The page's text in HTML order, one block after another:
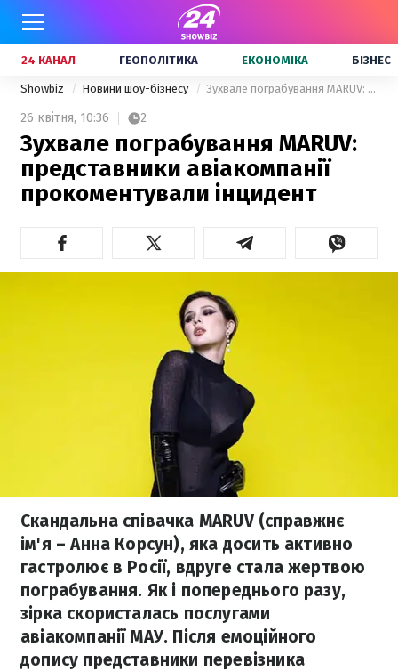
24 КАНАЛ ГЕОПОЛІТИКА ЕКОНОМІКА БІЗНЕС
Showbiz Новини шоу-бізнесу Зухвале пограбування MARUV: представники авіакомпанії прокоментували інцидент
26 квітня, 10:36 2
Зухвале пограбування MARUV:
представники авіакомпанії
прокоментували інцидент
Скандальна співачка MARUV (справжнє
ім'я – Анна Корсун), яка досить активно
гастролює в Росії, вдруге стала жертвою
пограбування. Як і попереднього разу,
зірка скористалась послугами
авіакомпанії МАУ. Після емоційного
допису представники перевізника